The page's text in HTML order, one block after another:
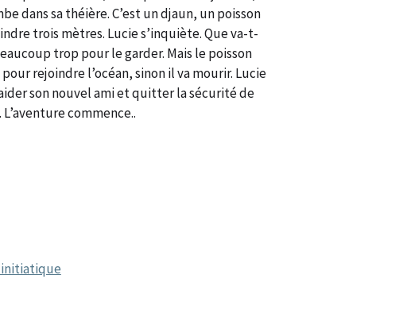
dans sa théière. C’est un djaun, un poisson
trois mètres. Lucie s’inquiète. Que va-t-
trop pour le garder. Mais le poisson
rejoindre l’océan, sinon il va mourir. Lucie
son nouvel ami et quitter la sécurité de
commence..
initiatique